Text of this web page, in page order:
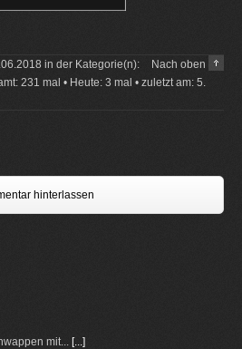
Nach oben
in der Kategorie(n):
231 mal • Heute: 3 mal • zuletzt am: 5.
hinterlassen
mit... [...]